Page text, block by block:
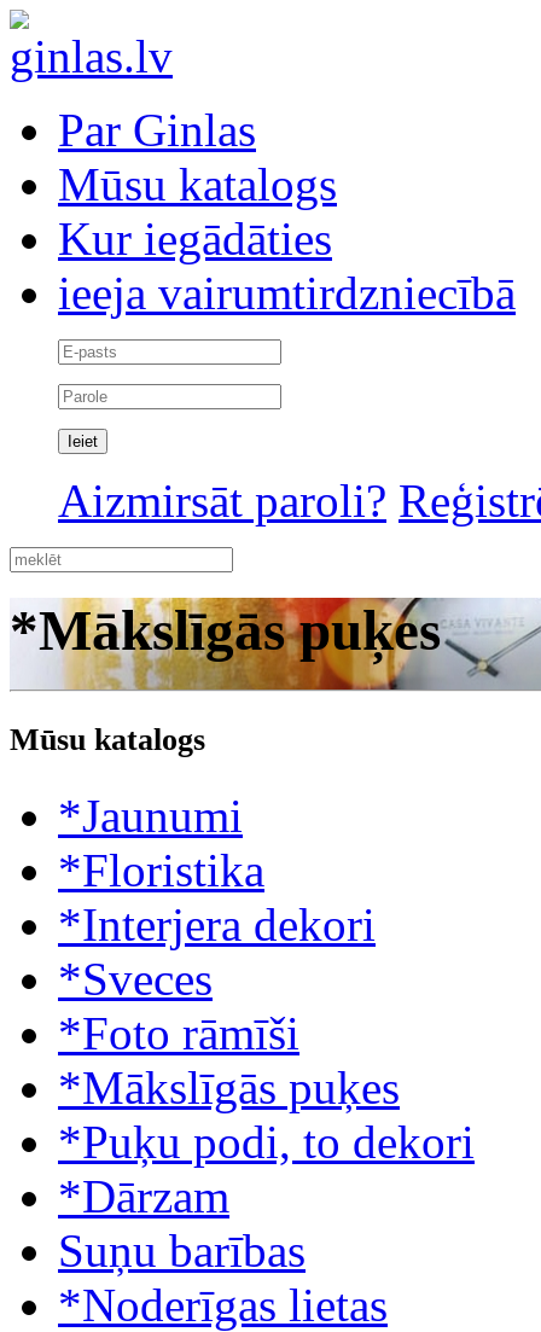
Par Ginlas
Mūsu katalogs
Kur iegādāties
ieeja vairumtirdzniecībā
Aizmirsāt paroli?
*Mākslīgās puķes
Mūsu katalogs
*Jaunumi
*Floristika
*Interjera dekori
*Sveces
*Foto rāmīši
*Mākslīgās puķes
*Puķu podi, to dekori
*Dārzam
Suņu barības
*Noderīgas lietas